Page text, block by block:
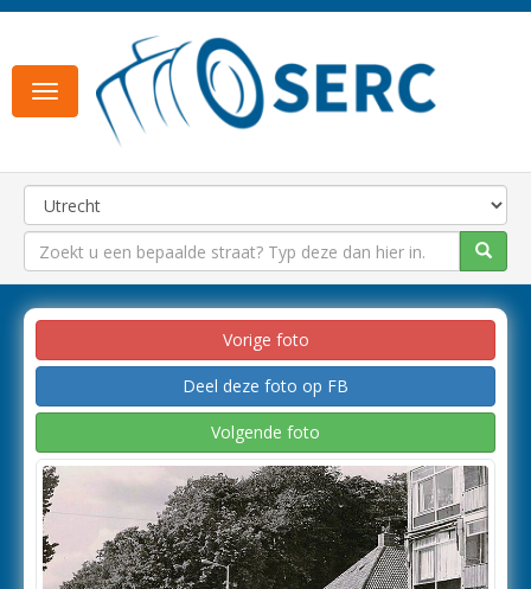
Toggle
navigation
Vorige foto
Deel deze foto op FB
Volgende foto